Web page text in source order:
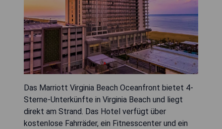
Das Marriott Virginia Beach Oceanfront bietet 4-
Sterne-Unterkünfte in Virginia Beach und liegt
direkt am Strand. Das Hotel verfügt über
kostenlose Fahrräder, ein Fitnesscenter und ein